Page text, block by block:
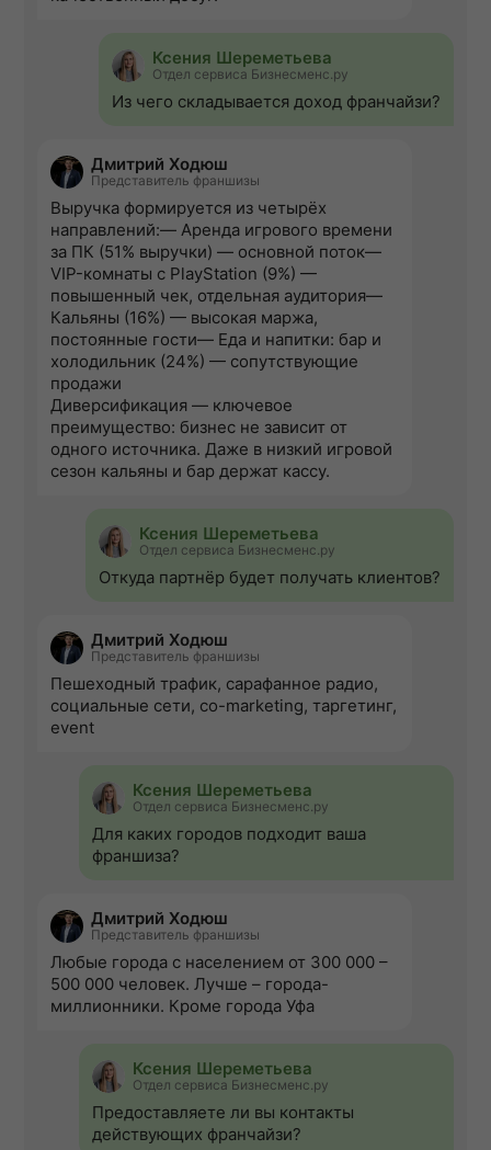
Ксения Шереметьева
Отдел сервиса Бизнесменс.ру
Из чего складывается доход франчайзи?
Дмитрий Ходюш
Представитель франшизы
Выручка формируется из четырёх
направлений:— Аренда игрового времени
за ПК (51% выручки) — основной поток—
VIP-комнаты с PlayStation (9%) —
повышенный чек, отдельная аудитория—
Кальяны (16%) — высокая маржа,
постоянные гости— Еда и напитки: бар и
холодильник (24%) — сопутствующие
продажи
Диверсификация — ключевое
преимущество: бизнес не зависит от
одного источника. Даже в низкий игровой
сезон кальяны и бар держат кассу.
Ксения Шереметьева
Отдел сервиса Бизнесменс.ру
Откуда партнёр будет получать клиентов?
Дмитрий Ходюш
Представитель франшизы
Пешеходный трафик, сарафанное радио,
социальные сети, co-marketing, таргетинг,
event
Ксения Шереметьева
Отдел сервиса Бизнесменс.ру
Для каких городов подходит ваша
франшиза?
Дмитрий Ходюш
Представитель франшизы
Любые города с населением от 300 000 –
500 000 человек. Лучше – города-
миллионники. Кроме города Уфа
Ксения Шереметьева
Отдел сервиса Бизнесменс.ру
Предоставляете ли вы контакты
действующих франчайзи?